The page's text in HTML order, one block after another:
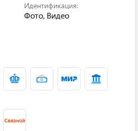
Идентификация:
Фото, Видео